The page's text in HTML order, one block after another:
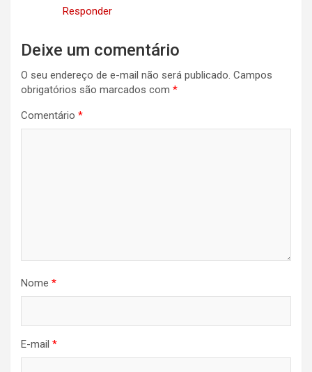
Responder
Deixe um comentário
O seu endereço de e-mail não será publicado. Campos
obrigatórios são marcados com *
Comentário *
Nome *
E-mail *